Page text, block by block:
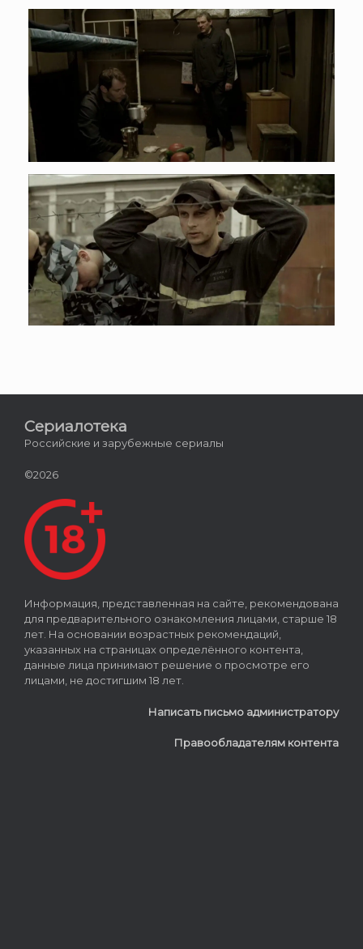
Сериалотека
Российские и зарубежные сериалы
©2026
Информация, представленная на сайте, рекомендована
для предварительного ознакомления лицами, старше 18
лет. На основании возрастных рекомендаций,
указанных на страницах определённого контента,
данные лица принимают решение о просмотре его
лицами, не достигшим 18 лет.
Написать письмо администратору
Правообладателям контента